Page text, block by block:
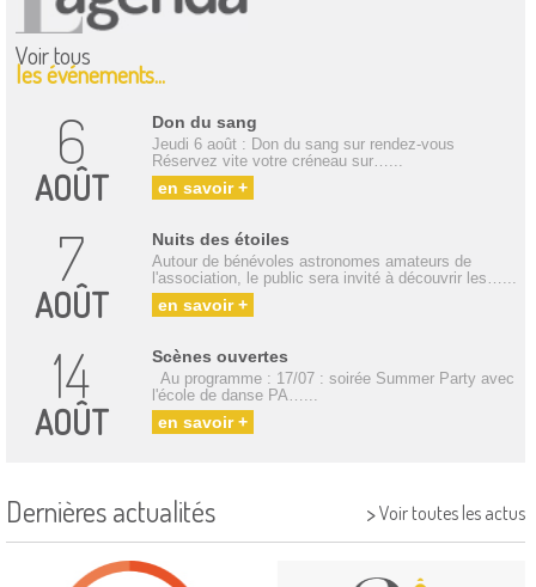
Voir tous
les événements...
6
AOÛT
Don du sang
Jeudi 6 août : Don du sang sur rendez-vous
Réservez vite votre créneau sur…...
en savoir +
7
AOÛT
Nuits des étoiles
Autour de bénévoles astronomes amateurs de
l'association, le public sera invité à découvrir les…...
en savoir +
14
AOÛT
Scènes ouvertes
Au programme : 17/07 : soirée Summer Party avec
l'école de danse PA…...
en savoir +
Dernières actualités >Voir toutes les actus